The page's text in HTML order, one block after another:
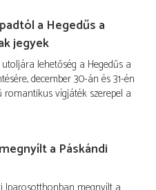
a Hegedűs a
jegyek
lehetőség a Hegedűs a
december 30-án és 31-én
vígjáték szerepel a
a Páskándi